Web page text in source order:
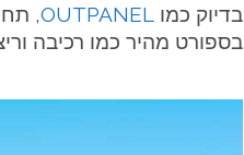
בדיוק כמו OUTPANEL
בספורט מהיר כמו רכיבה